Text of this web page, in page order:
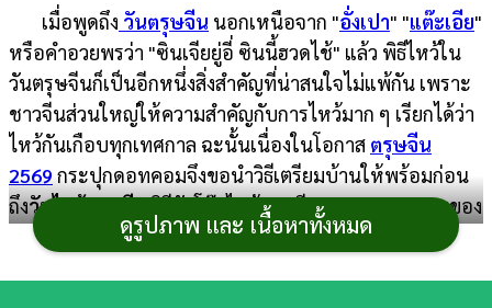
เมื่อพูดถึง วันตรุษจีน นอกเหนือจาก "อั่งเปา" "แต๊ะเอีย"
หรือคำอวยพรว่า "ซินเจียยู่อี่ ซินนี้ฮวดไช้" แล้ว พิธีไหว้ใน
วันตรุษจีนก็เป็นอีกหนึ่งสิ่งสำคัญที่น่าสนใจไม่แพ้กัน เพราะ
ชาวจีนส่วนใหญ่ให้ความสำคัญกับการไหว้มาก ๆ เรียกได้ว่า
ไหว้กันเกือบทุกเทศกาล ฉะนั้นเนื่องในโอกาส ตรุษจีน
2569 กระปุกดอทคอมจึงขอนำวิธีเตรียมบ้านให้พร้อมก่อน
ถึงวันไหว้ตรุษจีนวิธีจัดโต๊ะไหว้ตรุษจีน และความหมายของ
ไหว้ตรุษจีนมาฝาก ทว่าก่อนอื่นเรามาทำความรู้จักกับ
ดูรูปภาพ และ เนื้อหาทั้งหมด
การ
เงิน
การ
ศึกษา
บันเทิง
ดู